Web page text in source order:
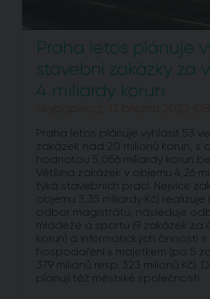
Praha letos plánuje
stavební zakázky za
4 miliardy korun
Skypaper.cz, 17. března 2022
Praha letos plánuje vyhlásit 53
zakázek nad 20 milionů korun, s
hodnotou 5,056 miliardy korun
Většina zakázek v objemu 4,26
týká stavebních prací. Nejvíce
objemu 3,35 miliardy Kč) realizuje
odbor magistrátu, následuje
mládeže a sportu (9 zakázek za
korun) a informatických činností
hospodaření s majetkem (po 5
379 milionů resp. 323 milionů Kč).
plánují též městské společnosti.